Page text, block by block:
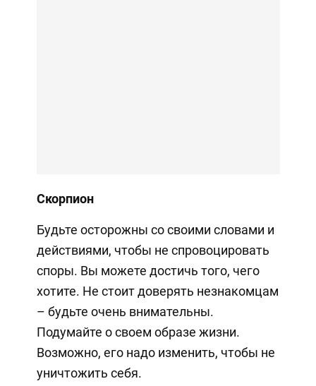
Скорпион
Будьте осторожны со своими словами и
действиями, чтобы не спровоцировать
споры. Вы можете достичь того, чего
хотите. Не стоит доверять незнакомцам
– будьте очень внимательны.
Подумайте о своем образе жизни.
Возможно, его надо изменить, чтобы не
уничтожить себя.